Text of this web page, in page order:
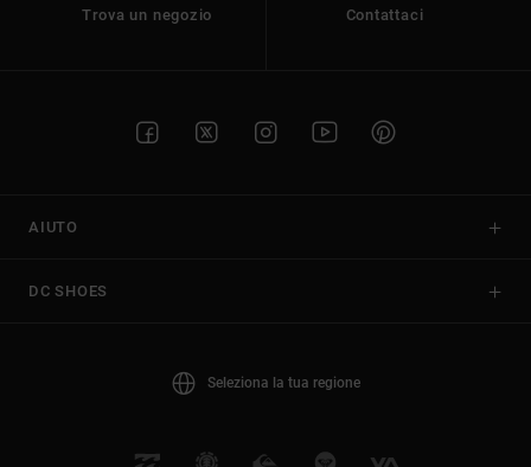
Trova un negozio Contattaci
AIUTO
DC SHOES
Seleziona la tua regione